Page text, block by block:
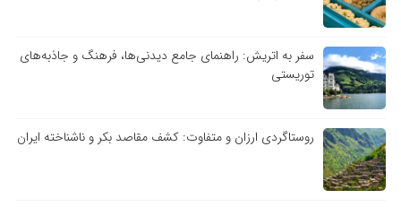
سفر به اتریش: راهنمای جامع دیدنی‌ها، فرهنگ و جاذبه‌های
توریستی
روستاگردی ارزان و متفاوت: کشف مقاصد بکر و ناشناخته ایران